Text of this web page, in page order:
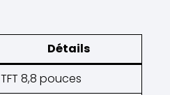
Détails
TFT 8,8 pouces